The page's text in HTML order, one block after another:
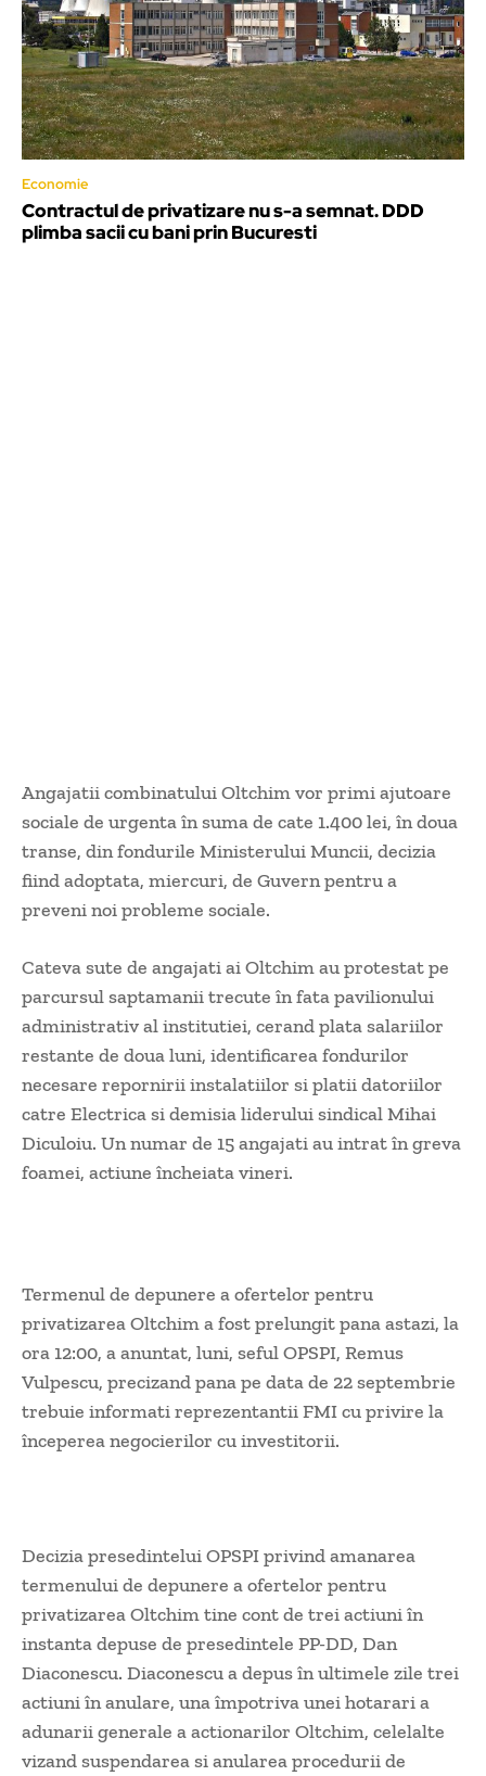
Economie
Contractul de privatizare nu s-a semnat. DDD
plimba sacii cu bani prin Bucuresti
Angajatii combinatului Oltchim vor primi ajutoare
sociale de urgenta în suma de cate 1.400 lei, în doua
transe, din fondurile Ministerului Muncii, decizia
fiind adoptata, miercuri, de Guvern pentru a
preveni noi probleme sociale.
Cateva sute de angajati ai Oltchim au protestat pe
parcursul saptamanii trecute în fata pavilionului
administrativ al institutiei, cerand plata salariilor
restante de doua luni, identificarea fondurilor
necesare repornirii instalatiilor si platii datoriilor
catre Electrica si demisia liderului sindical Mihai
Diculoiu. Un numar de 15 angajati au intrat în greva
foamei, actiune încheiata vineri.
Termenul de depunere a ofertelor pentru
privatizarea Oltchim a fost prelungit pana astazi, la
ora 12:00, a anuntat, luni, seful OPSPI, Remus
Vulpescu, precizand pana pe data de 22 septembrie
trebuie informati reprezentantii FMI cu privire la
începerea negocierilor cu investitorii.
Decizia presedintelui OPSPI privind amanarea
termenului de depunere a ofertelor pentru
privatizarea Oltchim tine cont de trei actiuni în
instanta depuse de presedintele PP-DD, Dan
Diaconescu. Diaconescu a depus în ultimele zile trei
actiuni în anulare, una împotriva unei hotarari a
adunarii generale a actionarilor Oltchim, celelalte
vizand suspendarea si anularea procedurii de